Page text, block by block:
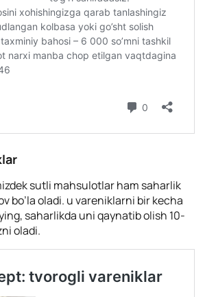
sutli mahsulotlar ham saharlik
bo’la oladi. u vareniklarni bir kecha
saharlikda uni qaynatib olish 10-
oladi.